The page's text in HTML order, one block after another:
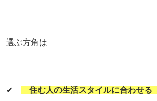
選ぶ方角は
✔ 住む人の生活スタイルに合わせる